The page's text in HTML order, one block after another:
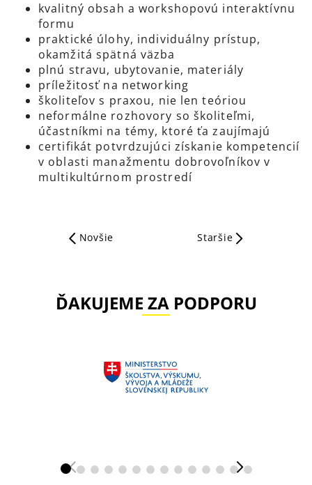
kvalitný obsah a workshopovú interaktívnu
formu
praktické úlohy, individuálny prístup,
okamžitá spätná väzba
plnú stravu, ubytovanie, materiály
príležitosť na networking
školiteľov s praxou, nie len teóriou
neformálne rozhovory so školiteľmi,
účastníkmi na témy, ktoré ťa zaujímajú
certifikát potvrdzujúci získanie kompetencií
v oblasti manažmentu dobrovoľníkov v
multikultúrnom prostredí
Novšie Staršie
ĎAKUJEME ZA PODPORU